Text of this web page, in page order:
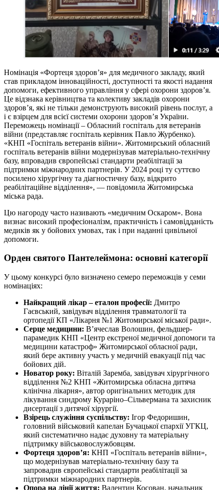
Номінація «Фортеця здоров’я» для медичного закладу, який
став прикладом інноваційності, доступності та якості надання
допомоги, ефективного управління у сфері охорони здоров’я.
Це відзнака керівництва та колективу закладів охорони
здоров’я, які не тільки демонструють високий рівень послуг, а
і є взірцем для всієї системи охорони здоров’я України.
Переможець номінації – Обласний госпіталь для ветеранів
війни (представляє госпіталь керівник Павло Журбенко).
«КНП «Госпіталь ветеранів війни». Житомирський обласний
госпіталь ветеранів війни модернізував матеріально-технічну
базу, впровадив європейські стандарти реабілітації за
підтримки міжнародних партнерів. У 2024 році ту суттєво
посилено хірургічну та діагностичну базу, відкрито
реабілітаційне відділення», — повідомила Житомирська
міська рада.
Цю нагороду часто називають «медичним Оскаром». Вона
визнає високий професіоналізм, практичність і самовідданість
медиків як у бойових умовах, так і при наданні цивільної
допомоги.
Орден святого Пантелеймона: основні категорії
У цьому конкурсі було визначено семеро переможців у семи
номінаціях:
Найкращий лікар – еталон професії: Дмитро
Гаєвський, завідувач відділення травматології та
ортопедії КП «Лікарня №1 Житомирської міської ради».
Серце медицини: В’ячеслав Волошин, фельдшер-
парамедик КНП «Центр екстреної медичної допомоги та
медицини катастроф» Житомирської обласної ради,
який бере активну участь у медичній евакуації під час
бойових дій.
Новатор року: Віталій Заремба, завідувач хірургічного
відділення №2 КНП «Житомирська обласна дитяча
клінічна лікарня», автор оригінальних методик для
лікування синдрому Кураріно–Сільвермана та захисник
дисертації з дитячої хірургії.
Взірець служіння суспільству: Ігор Федоришин,
головний військовий капелан Бучацької єпархії УГКЦ,
який систематично надає духовну та матеріальну
підтримку військовослужбовцям.
Фортеця здоров’я: КНП «Госпіталь ветеранів війни»,
що модернізував матеріально-технічну базу та
запровадив європейські стандарти реабілітації за
підтримки міжнародних партнерів.
Опора на лінії життя: Валентин Косован, начальник